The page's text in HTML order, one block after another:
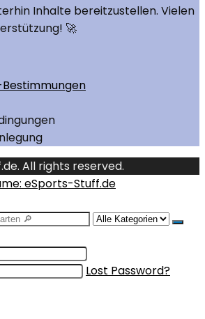
Inhalte bereitzustellen. Vielen
🚀
All rights reserved.
Lost Password?